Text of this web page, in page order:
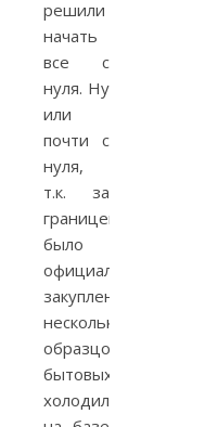
решили
начать
все с
нуля. Ну
или
почти с
нуля,
т.к. за
границей
было
официально
закуплено
несколько
образцов
бытовых
холодильников,